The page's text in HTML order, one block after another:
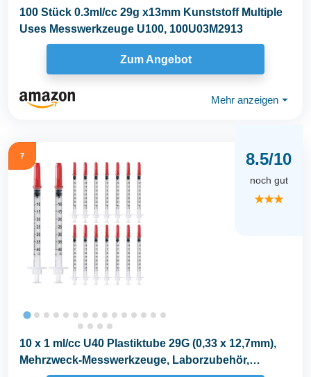
100 Stück 0.3ml/cc 29g x13mm Kunststoff Multiple
Uses Messwerkzeuge U100, 100U03M2913
Zum Angebot
Mehr anzeigen ⏷
7 8.5/10
noch gut
★★★
10 x 1 ml/cc U40 Plastiktube 29G (0,33 x 12,7mm),
Mehrzweck-Messwerkzeuge, Laborzubehör,